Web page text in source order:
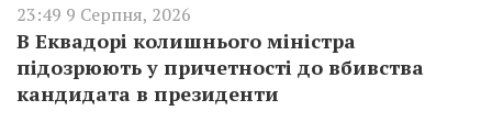
23:49 9 Серпня, 2026
В Еквадорі колишнього міністра
підозрюють у причетності до вбивства
кандидата в президенти